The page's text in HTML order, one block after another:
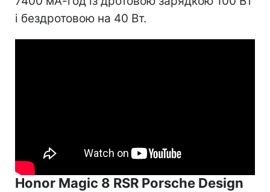
і бездротовою на 40 Вт.
Honor Magic 8 RSR Porsche Design